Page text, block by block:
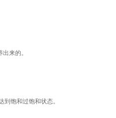
来的。
到饱和过饱和状态。